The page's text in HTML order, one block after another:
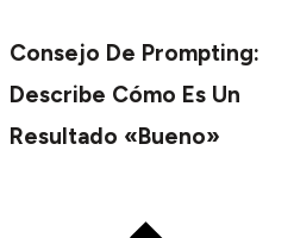
Consejo De Prompting:
Describe Cómo Es Un
Resultado «bueno»